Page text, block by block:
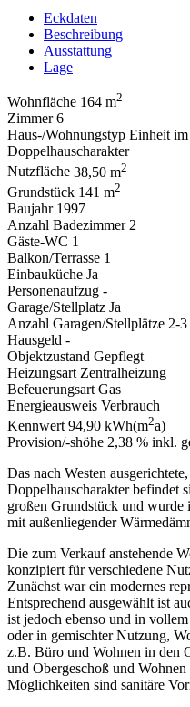
Eckdaten
Beschreibung
Ausstattung
Lage
Wohnfläche 164 m2
Zimmer 6
Haus-/Wohnungstyp Einheit
Doppelhauscharakter
Nutzfläche 38,50 m2
Grundstück 141 m2
Baujahr 1997
Anzahl Badezimmer 2
Gäste-WC 1
Balkon/Terrasse 1
Einbauküche Ja
Personenaufzug -
Garage/Stellplatz Ja
Anzahl Garagen/Stellplätze 2-3
Hausgeld -
Objektzustand Gepflegt
Heizungsart Zentralheizung
Befeuerungsart Gas
Energieausweis Verbrauch
Kennwert 94,90 kWh(m2a)
Provision/-shöhe 2,38 % inkl.
Das nach Westen
Doppelhauscharakter befindet
großen Grundstück und wurde
mit außenliegender
Die zum Verkauf anstehende
konzipiert für verschiedene
Zunächst war ein modernes
Entsprechend ausgewählt ist
ist jedoch ebenso und in
oder in gemischter Nutzung,
z.B. Büro und Wohnen in den
und Obergeschoß und
Möglichkeiten sind sanitäre